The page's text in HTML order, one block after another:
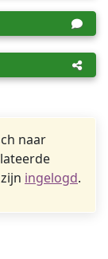
naar
ingelogd.